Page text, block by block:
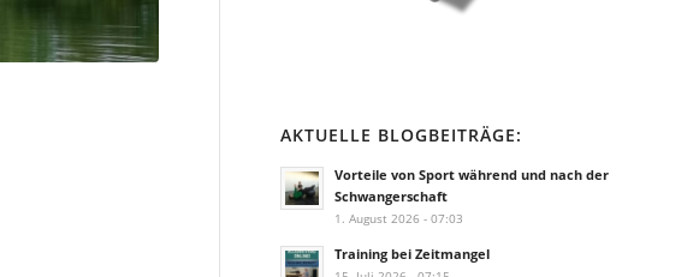
AKTUELLE BLOGBEITRÄGE:
Vorteile von Sport während und nach der
Schwangerschaft
1. August 2026 - 07:03
Training bei Zeitmangel